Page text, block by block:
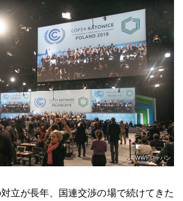
©︎WWFジャパン
立が長年、国連交渉の場で続けてきた